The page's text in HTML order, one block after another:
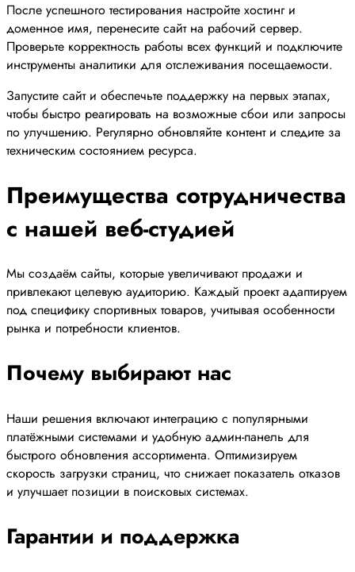
После успешного тестирования настройте хостинг и
доменное имя, перенесите сайт на рабочий сервер.
Проверьте корректность работы всех функций и подключите
инструменты аналитики для отслеживания посещаемости.
Запустите сайт и обеспечьте поддержку на первых этапах,
чтобы быстро реагировать на возможные сбои или запросы
по улучшению. Регулярно обновляйте контент и следите за
техническим состоянием ресурса.
Преимущества сотрудничества
с нашей веб-студией
Мы создаём сайты, которые увеличивают продажи и
привлекают целевую аудиторию. Каждый проект адаптируем
под специфику спортивных товаров, учитывая особенности
рынка и потребности клиентов.
Почему выбирают нас
Наши решения включают интеграцию с популярными
платёжными системами и удобную админ-панель для
быстрого обновления ассортимента. Оптимизируем
скорость загрузки страниц, что снижает показатель отказов
и улучшает позиции в поисковых системах.
Гарантии и поддержка